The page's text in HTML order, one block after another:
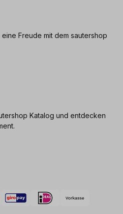
Freude mit dem sautershop
Katalog und entdecken